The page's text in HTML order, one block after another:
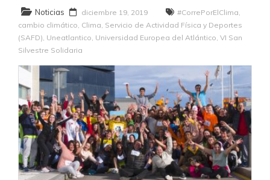
Noticias diciembre 19, 2019 #CorrePorElClima
cambio climático Clima Servicio de Actividad Física y Deportes
(SAFD) Uneatlantico Universidad Europea del Atlántico VI San
Silvestre Solidaria